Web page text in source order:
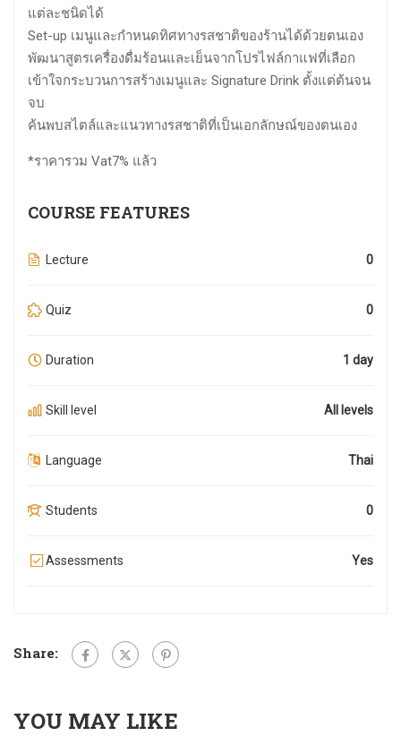
แต่ละชนิดได้
Set-up เมนูและกำหนดทิศทางรสชาติของร้านได้ด้วยตนเอง
พัฒนาสูตรเครื่องดื่มร้อนและเย็นจากโปรไฟล์กาแฟที่เลือก
เข้าใจกระบวนการสร้างเมนูและ Signature Drink ตั้งแต่ต้นจน
จบ
ค้นพบสไตล์และแนวทางรสชาติที่เป็นเอกลักษณ์ของตนเอง
*ราคารวม Vat7% แล้ว
COURSE FEATURES
Lecture 0
Quiz 0
Duration 1 day
Skill level All levels
Language Thai
Students 0
Assessments Yes
Share:
YOU MAY LIKE